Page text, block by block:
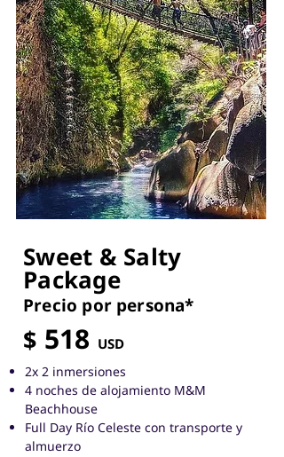
$ 518 USD
Sweet & Salty
Package
Precio por persona*
2x 2 inmersiones
4 noches de alojamiento M&M
Beachhouse
Full Day Río Celeste con transporte y
almuerzo